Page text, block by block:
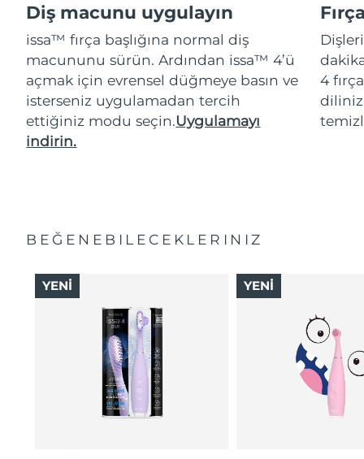
Diş macunu uygulayın
issa™ fırça başlığına normal diş
macununu sürün. Ardından issa™ 4’ü
açmak için evrensel düğmeye basın ve
isterseniz uygulamadan tercih
ettiğiniz modu seçin.Uygulamayı
indirin.
4
BEĞENEBILECEKLERINIZ
YENİ YENİ